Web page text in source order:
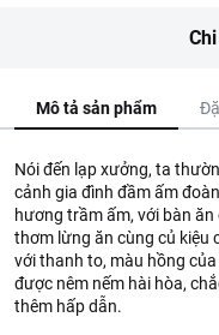
Mô tả sản phẩm
Nói đến lạp xưởng, ta
cảnh gia đình đầm ấm
hương trầm ấm, với bàn
thơm lừng ăn cùng củ kiệu
với thanh to, màu hồng
được nêm nếm hài hòa,
thêm hấp dẫn.